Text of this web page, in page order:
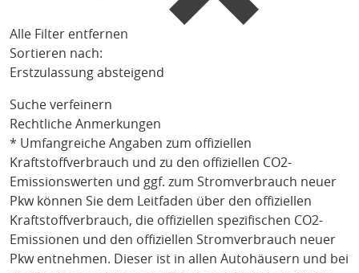
Alle Filter entfernen
Sortieren nach:
Erstzulassung absteigend
Suche verfeinern
Rechtliche Anmerkungen
* Umfangreiche Angaben zum offiziellen
Kraftstoffverbrauch und zu den offiziellen CO2-
Emissionswerten und ggf. zum Stromverbrauch neuer
Pkw können Sie dem Leitfaden über den offiziellen
Kraftstoffverbrauch, die offiziellen spezifischen CO2-
Emissionen und den offiziellen Stromverbrauch neuer
Pkw entnehmen. Dieser ist in allen Autohäusern und bei